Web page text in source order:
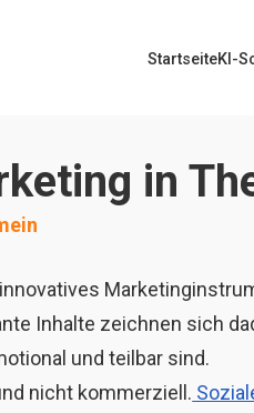
StartseiteKI-
in
Inhalte zeichnen sich
und teilbar sind.
nicht kommerziell.